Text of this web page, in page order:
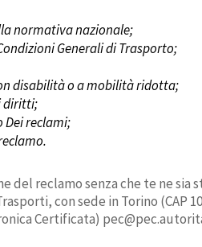
normativa nazionale;
Generali di Trasporto;
disabilità o a mobilità ridotta;
diritti;
reclami;
del reclamo senza che te ne
con sede in Torino (CAP
Certificata)